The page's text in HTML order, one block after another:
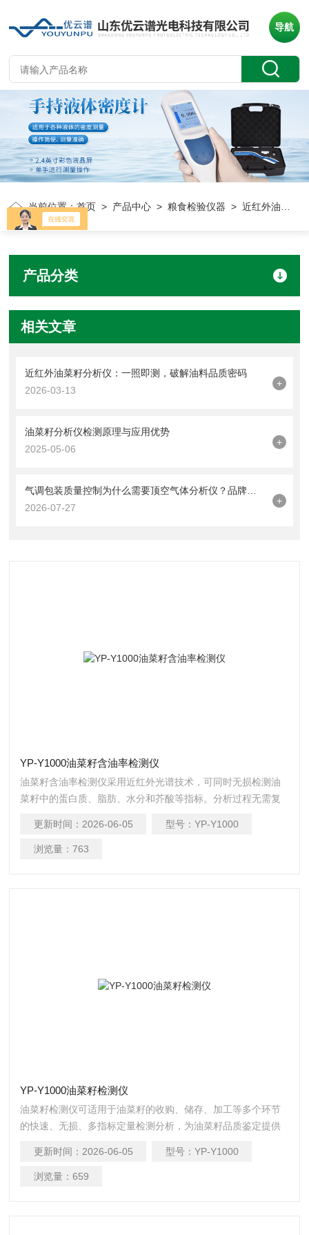
导航
当前位置：首页 > 产品中心 >粮食检验仪器 > 近红外油菜籽分析仪
产品分类
相关文章
近红外油菜籽分析仪：一照即测，破解油料品质密码
2026-03-13
+
油菜籽分析仪检测原理与应用优势
2025-05-06
+
气调包装质量控制为什么需要顶空气体分析仪？品牌设备应用价值全面分析
2026-07-27
+
YP-Y1000油菜籽含油率检测仪
油菜籽含油率检测仪采用近红外光谱技术，可同时无损检测油
菜籽中的蛋白质、脂肪、水分和芥酸等指标。分析过程无需复
低了时间和人力成本。
更新时间： 2026-06-05 型号： YP-Y1000
浏览量： 763
YP-Y1000油菜籽检测仪
油菜籽检测仪可适用于油菜籽的收购、储存、加工等多个环节
的快速、无损、多指标定量检测分析，为油菜籽品质鉴定提供
更新时间： 2026-06-05 型号： YP-Y1000
浏览量： 659